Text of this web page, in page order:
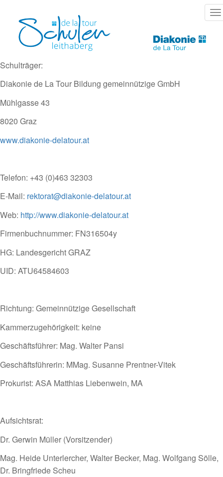
Inhalt
Schulträger:
Diakonie de La Tour Bildung gemeinnützige GmbH
Mühlgasse 43
8020 Graz
www.diakonie-delatour.at
Telefon: +43 (0)463 32303
E-Mail: rektorat@diakonie-delatour.at
Web: http://www.diakonie-delatour.at
Firmenbuchnummer: FN316504y
HG: Landesgericht GRAZ
UID: ATU64584603
Richtung: Gemeinnützige Gesellschaft
Kammerzugehörigkeit: keine
Geschäftsführer: Mag. Walter Pansi
Geschäftsführerin: MMag. Susanne Prentner-Vitek
Prokurist: ASA Matthias Liebenwein, MA
Aufsichtsrat:
Dr. Gerwin Müller (Vorsitzender)
Mag. Heide Unterlercher, Walter Becker, Mag. Wolfgang Sölle,
Dr. Bringfriede Scheu